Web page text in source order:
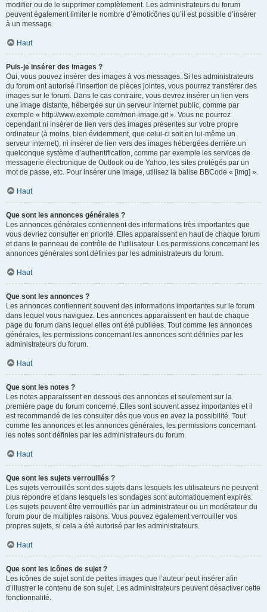
modifier ou de le supprimer complètement. Les administrateurs du forum
peuvent également limiter le nombre d’émoticônes qu’il est possible d’insérer
à un message.
Haut
Puis-je insérer des images ?
Oui, vous pouvez insérer des images à vos messages. Si les administrateurs
du forum ont autorisé l’insertion de pièces jointes, vous pourrez transférer des
images sur le forum. Dans le cas contraire, vous devrez insérer un lien vers
une image distante, hébergée sur un serveur internet public, comme par
exemple « http://www.exemple.com/mon-image.gif ». Vous ne pourrez
cependant ni insérer de lien vers des images présentes sur votre propre
ordinateur (à moins, bien évidemment, que celui-ci soit en lui-même un
serveur internet), ni insérer de lien vers des images hébergées derrière un
quelconque système d’authentification, comme par exemple les services de
messagerie électronique de Outlook ou de Yahoo, les sites protégés par un
mot de passe, etc. Pour insérer une image, utilisez la balise BBCode « [img] ».
Haut
Que sont les annonces générales ?
Les annonces générales contiennent des informations très importantes que
vous devriez consulter en priorité. Elles apparaissent en haut de chaque forum
et dans le panneau de contrôle de l’utilisateur. Les permissions concernant les
annonces générales sont définies par les administrateurs du forum.
Haut
Que sont les annonces ?
Les annonces contiennent souvent des informations importantes sur le forum
dans lequel vous naviguez. Les annonces apparaissent en haut de chaque
page du forum dans lequel elles ont été publiées. Tout comme les annonces
générales, les permissions concernant les annonces sont définies par les
administrateurs du forum.
Haut
Que sont les notes ?
Les notes apparaissent en dessous des annonces et seulement sur la
première page du forum concerné. Elles sont souvent assez importantes et il
est recommandé de les consulter dès que vous en avez la possibilité. Tout
comme les annonces et les annonces générales, les permissions concernant
les notes sont définies par les administrateurs du forum.
Haut
Que sont les sujets verrouillés ?
Les sujets verrouillés sont des sujets dans lesquels les utilisateurs ne peuvent
plus répondre et dans lesquels les sondages sont automatiquement expirés.
Les sujets peuvent être verrouillés par un administrateur ou un modérateur du
forum pour de multiples raisons. Vous pouvez également verrouiller vos
propres sujets, si cela a été autorisé par les administrateurs.
Haut
Que sont les icônes de sujet ?
Les icônes de sujet sont de petites images que l’auteur peut insérer afin
d’illustrer le contenu de son sujet. Les administrateurs peuvent désactiver cette
fonctionnalité.